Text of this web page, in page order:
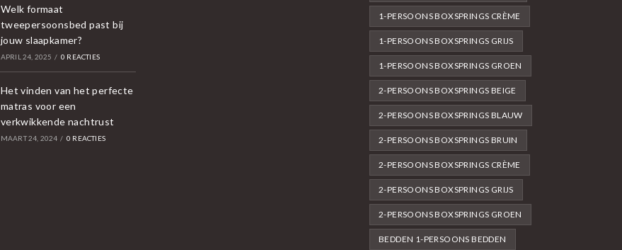
Welk formaat
tweepersoonsbed past bij
jouw slaapkamer?
APRIL 24, 2025 / 0 REACTIES
Het vinden van het perfecte
matras voor een
verkwikkende nachtrust
MAART 24, 2024 / 0 REACTIES
1-PERSOONS BOXSPRINGS CRÈME
1-PERSOONS BOXSPRINGS GRIJS
1-PERSOONS BOXSPRINGS GROEN
2-PERSOONS BOXSPRINGS BEIGE
2-PERSOONS BOXSPRINGS BLAUW
2-PERSOONS BOXSPRINGS BRUIN
2-PERSOONS BOXSPRINGS CRÈME
2-PERSOONS BOXSPRINGS GRIJS
2-PERSOONS BOXSPRINGS GROEN
BEDDEN 1-PERSOONS BEDDEN